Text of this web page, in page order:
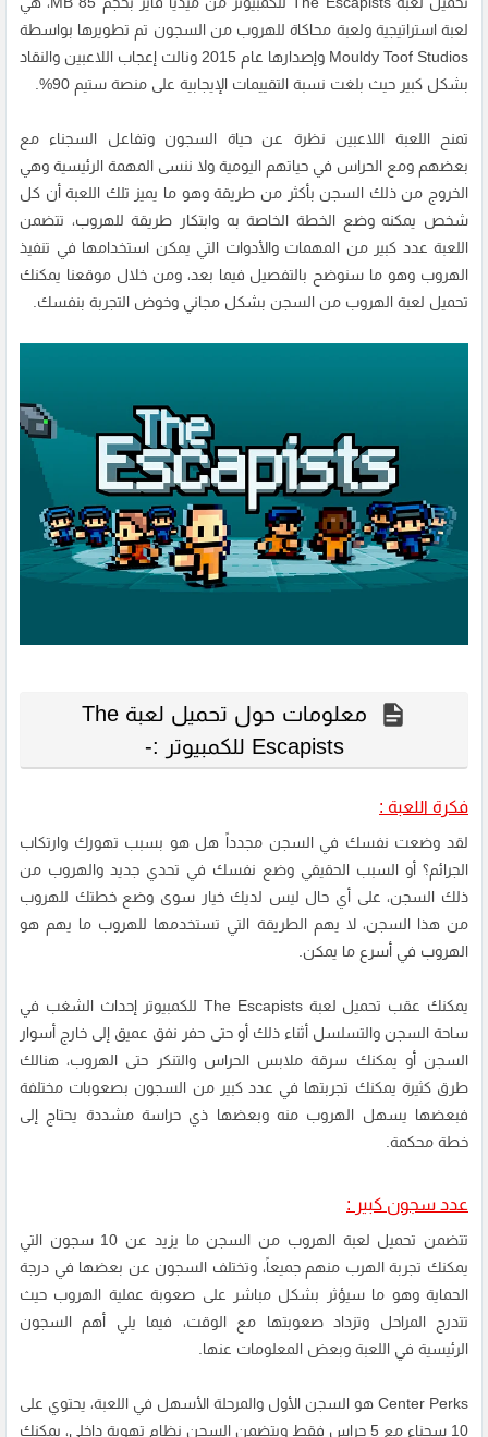
لعبة استراتيجية ولعبة محاكاة للهروب من السجون تم تطويرها بواسطة
Mouldy Toof Studios وإصدارها عام 2015 ونالت إعجاب اللاعبين والنقاد
بشكل كبير حيث بلغت نسبة التقييمات الإيجابية على منصة ستيم 90%.
تمنح اللعبة اللاعبين نظرة عن حياة السجون وتفاعل السجناء مع
بعضهم ومع الحراس في حياتهم اليومية ولا ننسى المهمة الرئيسية وهي
الخروج من ذلك السجن بأكثر من طريقة وهو ما يميز تلك اللعبة أن كل
شخص يمكنه وضع الخطة الخاصة به وابتكار طريقة للهروب، تتضمن
اللعبة عدد كبير من المهمات والأدوات التي يمكن استخدامها في تنفيذ
الهروب وهو ما سنوضح بالتفصيل فيما بعد، ومن خلال موقعنا يمكنك
تحميل لعبة الهروب من السجن بشكل مجاني وخوض التجربة بنفسك.
معلومات حول تحميل لعبة The
Escapists للكمبيوتر :-
فكرة اللعبة :
لقد وضعت نفسك في السجن مجدداً هل هو بسبب تهورك وارتكاب
الجرائم؟ أو السبب الحقيقي وضع نفسك في تحدي جديد والهروب من
ذلك السجن، على أي حال ليس لديك خيار سوى وضع خطتك للهروب
من هذا السجن، لا يهم الطريقة التي تستخدمها للهروب ما يهم هو
الهروب في أسرع ما يمكن.
يمكنك عقب تحميل لعبة The Escapists للكمبيوتر إحداث الشغب في
ساحة السجن والتسلسل أثناء ذلك أو حتى حفر نفق عميق إلى خارج أسوار
السجن أو يمكنك سرقة ملابس الحراس والتنكر حتى الهروب، هنالك
طرق كثيرة يمكنك تجربتها في عدد كبير من السجون بصعوبات مختلفة
فبعضها يسهل الهروب منه وبعضها ذي حراسة مشددة يحتاج إلى
خطة محكمة.
عدد سجون كبير :
تتضمن تحميل لعبة الهروب من السجن ما يزيد عن 10 سجون التي
يمكنك تجربة الهرب منهم جميعاً، وتختلف السجون عن بعضها في درجة
الحماية وهو ما سيؤثر بشكل مباشر على صعوبة عملية الهروب حيث
تتدرج المراحل وتزداد صعوبتها مع الوقت، فيما يلي أهم السجون
الرئيسية في اللعبة وبعض المعلومات عنها.
Center Perks هو السجن الأول والمرحلة الأسهل في اللعبة، يحتوي على
10 سجناء مع 5 حراس فقط ويتضمن السجن نظام تهوية داخلي، يمكنك